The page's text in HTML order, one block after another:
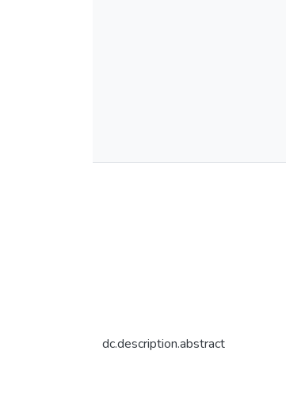
dc.description.abstract